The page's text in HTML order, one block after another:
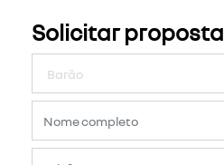
Solicitar proposta